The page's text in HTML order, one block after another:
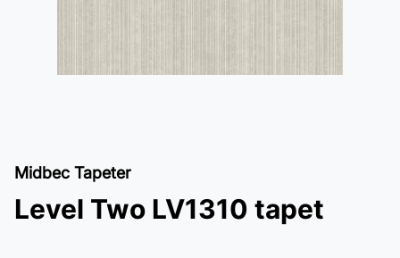
Midbec Tapeter
Level Two LV1310 tapet